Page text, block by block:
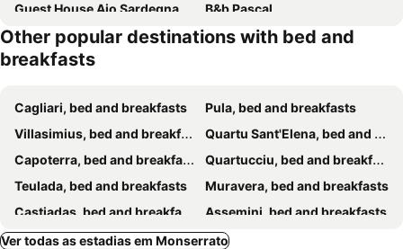
Guest House Aio Sardegna
B&b Pascal
Corte Cristina
La Terrazza Sul Porto
Eva Luxury Rooms Cagliari
Gentarrubia
Villa Rosanna
B&B Stentadì
La Casa di Adele Cagliari B&B
Miky M House
Residenze al Castello
L'Antica Torre Caralis Holiday
Jacaranda
Chafbius
Oasi Ottocento
B&B Natù
Sa Domu Cheta
Other popular destinations with bed and
breakfasts
Cagliari, bed and breakfasts
Pula, bed and breakfasts
Villasimius, bed and breakfasts
Quartu Sant'Elena, bed and breakfasts
Capoterra, bed and breakfasts
Quartucciu, bed and breakfasts
Teulada, bed and breakfasts
Muravera, bed and breakfasts
Castiadas, bed and breakfasts
Assemini, bed and breakfasts
Sestu, bed and breakfasts
Marina di Capitana, bed and breakfasts
Ver todas as estadias em Monserrato